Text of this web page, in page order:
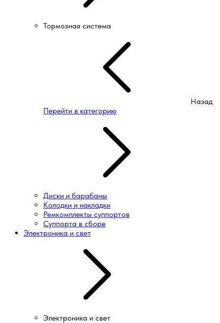
Тормозная система
Назад
Перейти в категорию
Диски и барабаны
Колодки и накладки
Ремкомплекты суппортов
Суппорта в сборе
Электроника и свет
Электроника и свет